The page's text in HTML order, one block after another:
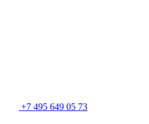
+7 495 649 05 73